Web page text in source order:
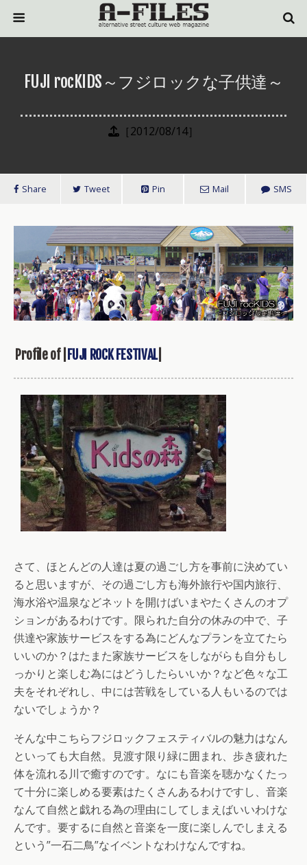
FUJI rocKIDS～フジロックな子供達～
［2012/08/14］
Share Tweet Pin Mail SMS
Profile of | FUJI ROCK FESTIVAL|
さて、ほとんどの人達は夏の過ごし方を事前に決めてい
ると思いますが、その過ごし方も海外旅行や国内旅行、
海水浴や温泉などネットを開けばいまやたくさんのオプ
ションがあるわけです。限られた自分の休みの中で、子
供達や家族サービスをする為にどんなプランを立てたら
いいのか？はたまた家族サービスをしながらも自分もし
っかりと楽しむ為にはどうしたらいいか？など色々な工
夫をそれぞれし、中には苦戦をしている人もいるのでは
ないでしょうか？
そんな中こちらフジロックフェスティバルの魅力はなん
といっても大自然。見渡す限り緑に囲まれ、歩き疲れた
体を流れる川で癒すのです。なにも音楽を聴かなくたっ
て十分に楽しめる要素はたくさんあるわけですし、音楽
なんて自然と戯れる為の理由にしてしまえばいいわけな
んです。要するに自然と音楽を一度に楽しんでしまえる
という”一石二鳥”なイベントなわけなんですね。